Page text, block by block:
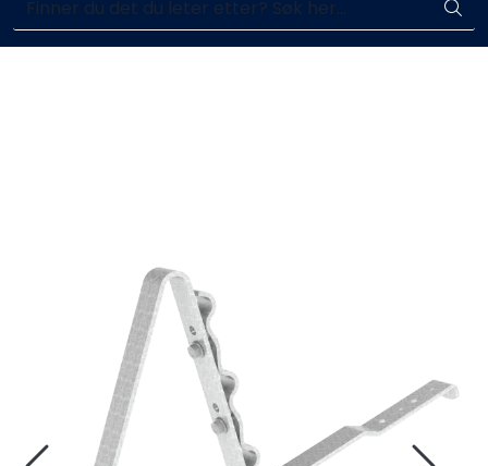
Enkelt kjøp, hentes i butikk (Sandefjord)